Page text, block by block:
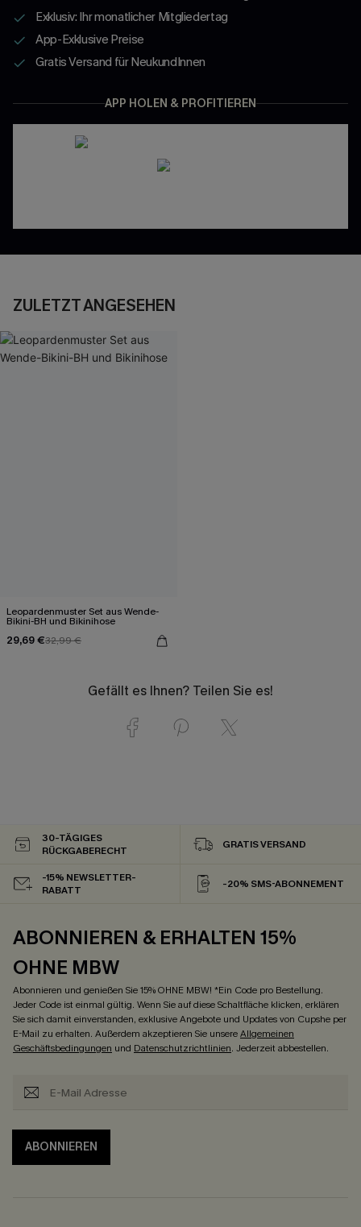
Exklusiv: Ihr monatlicher Mitgliedertag
App-Exklusive Preise
Gratis Versand für NeukundInnen
APP HOLEN & PROFITIEREN
ZULETZT ANGESEHEN
Leopardenmuster Set aus Wende-
Bikini-BH und Bikinihose
29,69 €32,99 €
Gefällt es Ihnen? Teilen Sie es!
30-TÄGIGES
RÜCKGABERECHT
GRATIS VERSAND
-15% NEWSLETTER-
RABATT
-20% SMS-ABONNEMENT
ABONNIEREN & ERHALTEN 15%
OHNE MBW
Abonnieren und genießen Sie 15% OHNE MBW! *Ein Code pro Bestellung.
Jeder Code ist einmal gültig. Wenn Sie auf diese Schaltfläche klicken, erklären
Sie sich damit einverstanden, exklusive Angebote und Updates von Cupshe per
E-Mail zu erhalten. Außerdem akzeptieren Sie unsereAllgemeinen
Geschäftsbedingungen und Datenschutzrichtlinien. Jederzeit abbestellen.
ABONNIEREN